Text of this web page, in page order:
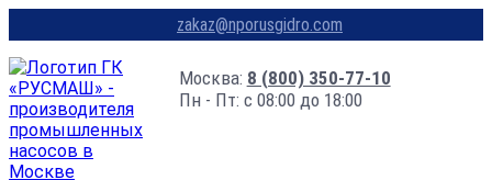
zakaz@nporusgidro.com
Москва: 8 (800) 350-77-10
Пн - Пт: с 08:00 до 18:00